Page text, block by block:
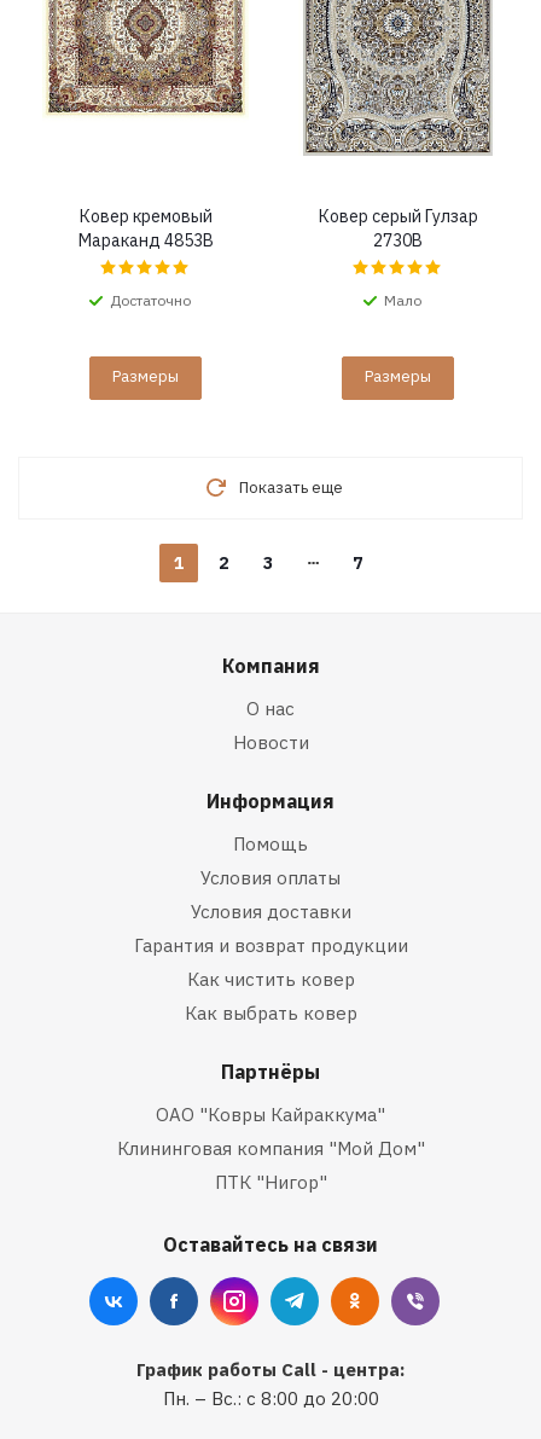
Ковер кремовый
Мараканд 4853B
Достаточно
Размеры
Ковер серый Гулзар
2730B
Мало
Размеры
Показать еще
1 2 3 7
Компания
О нас
Новости
Информация
Помощь
Условия оплаты
Условия доставки
Гарантия и возврат продукции
Как чистить ковер
Как выбрать ковер
Партнёры
ОАО "Ковры Кайраккума"
Клининговая компания "Мой Дом"
ПТК "Нигор"
Оставайтесь на связи
График работы Call - центра:
Пн. – Вс.: с 8:00 до 20:00